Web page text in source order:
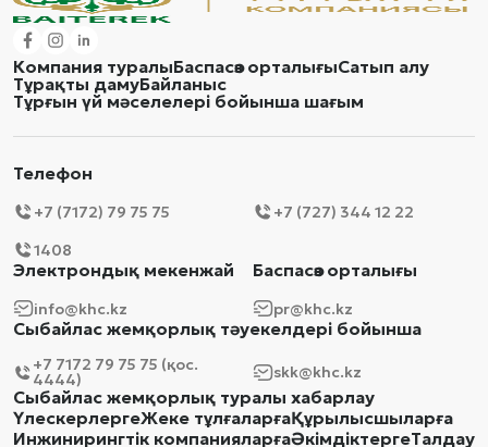
Компания туралыБаспасөз орталығыСатып алу
Тұрақты дамуБайланыс
Тұрғын үй мәселелері бойынша шағым
Телефон
+7 (7172) 79 75 75
+7 (727) 344 12 22
1408
Электрондық мекенжай
info@khc.kz
Баспасөз орталығы
pr@khc.kz
Сыбайлас жемқорлық тәуекелдері бойынша
+7 7172 79 75 75 (қос.
4444) skk@khc.kz
Сыбайлас жемқорлық туралы хабарлау
ҮлескерлергеЖеке тұлғаларғаҚұрылысшыларға
Инжинирингтік компанияларғаӘкімдіктергеТалдау